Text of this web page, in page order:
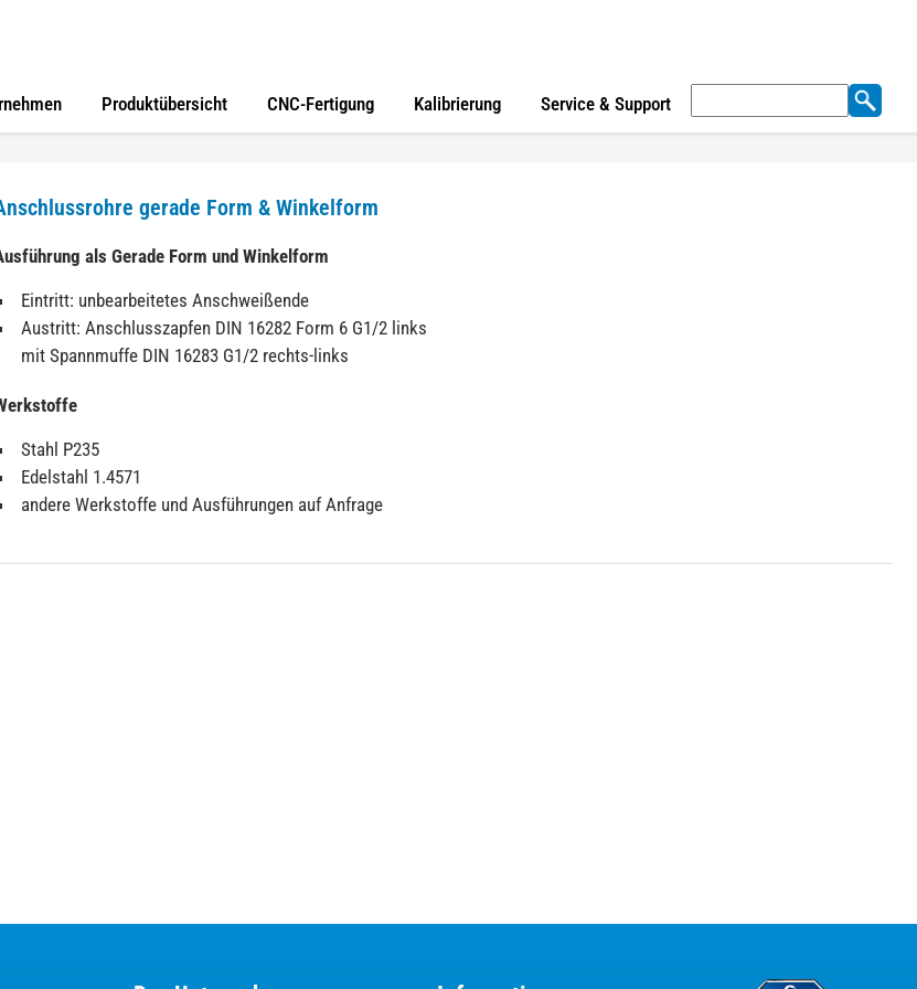
Produktübersicht CNC-Fertigung Kalibrierung Service & Support
Suchen
nach:
gerade Form & Winkelform
als Gerade Form und Winkelform
Eintritt: unbearbeitetes Anschweißende
Austritt: Anschlusszapfen DIN 16282 Form 6 G1/2 links
mit Spannmuffe DIN 16283 G1/2 rechts-links
Stahl P235
Edelstahl 1.4571
andere Werkstoffe und Ausführungen auf Anfrage